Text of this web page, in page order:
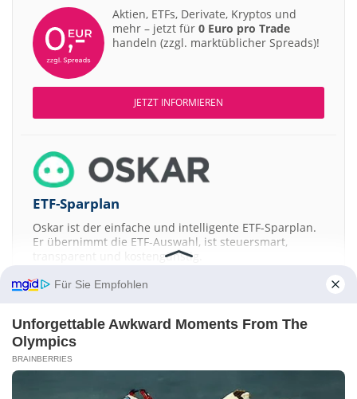
Aktien, ETFs, Derivate, Kryptos und
mehr – jetzt für 0 Euro pro Trade
handeln (zzgl. marktüblicher Spreads)!
JETZT INFORMIEREN
ETF-Sparplan
Oskar ist der einfache und intelligente ETF-Sparplan.
Er übernimmt die ETF-Auswahl, ist steuersmart,
transparent und kostengünstig.
JETZT MEHR ERFAHREN
Für Sie Empfohlen
Unforgettable Awkward Moments From The
Olympics
BRAINBERRIES